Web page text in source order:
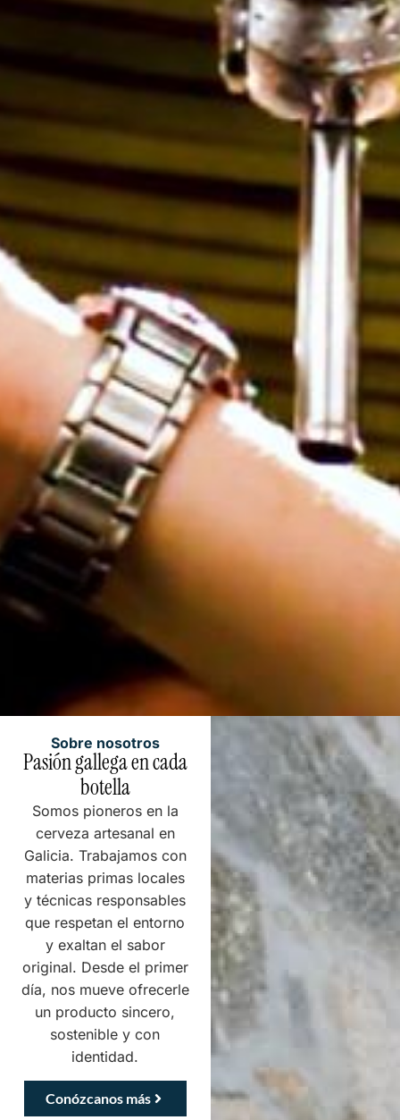
Sobre nosotros
Pasión gallega en cada
botella
Somos pioneros en la
cerveza artesanal en
Galicia. Trabajamos con
materias primas locales
y técnicas responsables
que respetan el entorno
y exaltan el sabor
original. Desde el primer
día, nos mueve ofrecerle
un producto sincero,
sostenible y con
identidad.
Conózcanos más